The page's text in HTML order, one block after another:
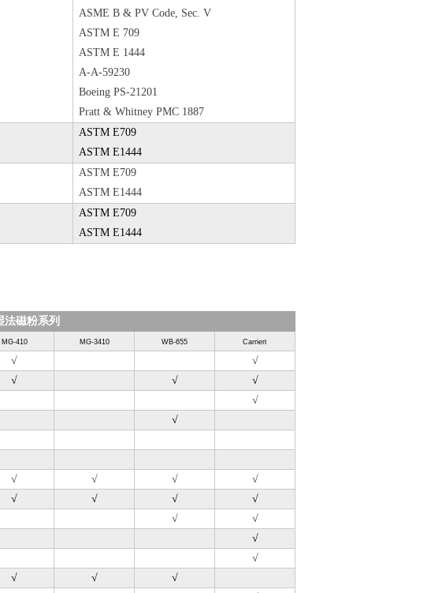
ASME B & PV Code, Sec. V
ASTM E 709
ASTM E 1444
A-A-59230
Boeing PS-21201
Pratt & Whitney PMC 1887
ASTM E709
ASTM E1444
ASTM E709
ASTM E1444
ASTM E709
ASTM E1444
法磁粉系列
MG-410 MG-3410 WB-655 Carrier‖
√ √
√ √ √
√
√
√ √ √ √
√ √ √ √
√ √
√
√
√ √ √